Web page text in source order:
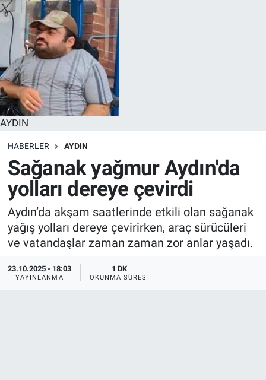
AYDIN
HABERLER AYDIN
Sağanak yağmur Aydın'da
yolları dereye çevirdi
Aydın’da akşam saatlerinde etkili olan sağanak
yağış yolları dereye çevirirken, araç sürücüleri
ve vatandaşlar zaman zaman zor anlar yaşadı.
23.10.2025 - 18:03
YAYINLANMA
1 DK
OKUNMA SÜRESI